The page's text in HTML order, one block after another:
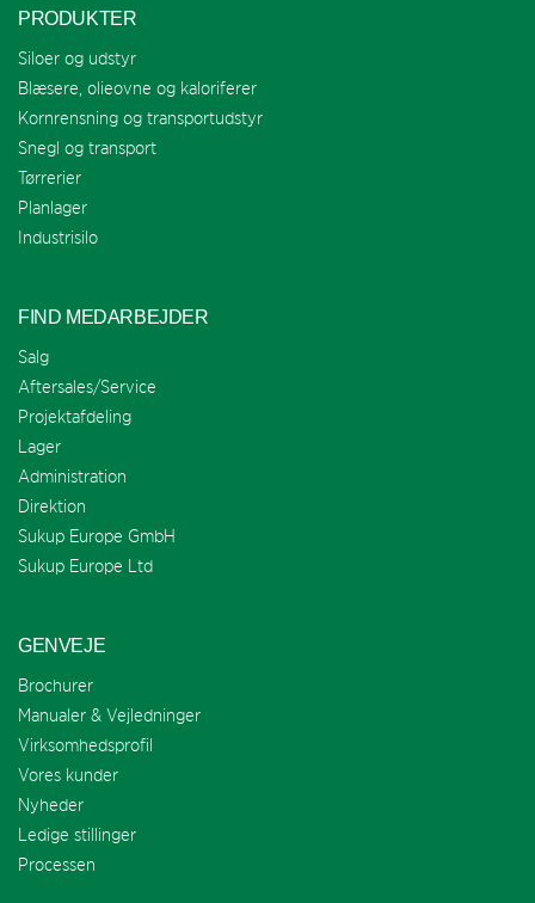
PRODUKTER
Siloer og udstyr
Blæsere, olieovne og kaloriferer
Kornrensning og transportudstyr
Snegl og transport
Tørrerier
Planlager
Industrisilo
FIND MEDARBEJDER
Salg
Aftersales/Service
Projektafdeling
Lager
Administration
Direktion
Sukup Europe GmbH
Sukup Europe Ltd
GENVEJE
Brochurer
Manualer & Vejledninger
Virksomhedsprofil
Vores kunder
Nyheder
Ledige stillinger
Processen